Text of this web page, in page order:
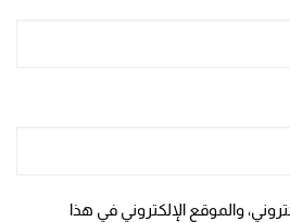
والموقع الإلكتروني في هذا